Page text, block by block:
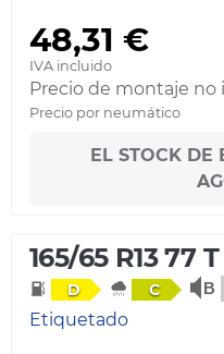
48,31 €
IVA incluido
Precio de montaje no
Precio por neumático
EL STOCK DE
165/65 R13 77 T
D C
Etiquetado